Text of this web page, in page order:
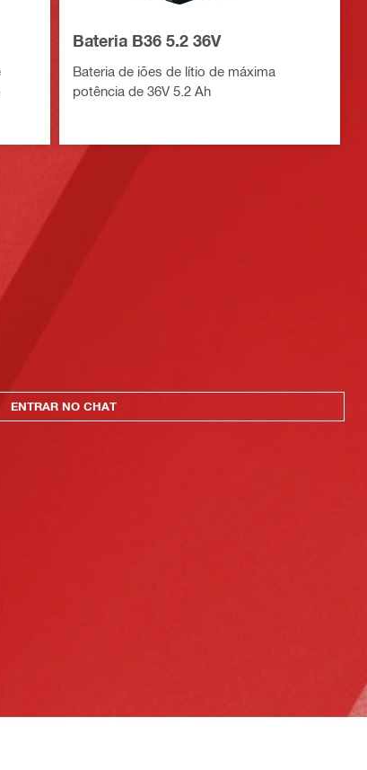
Bateria B36 5.2 36V
Bateria de iões de lítio de máxima
potência de 36V 5.2 Ah
ENTRAR NO CHAT